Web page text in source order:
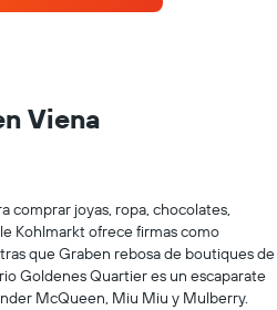
Viena
comprar joyas, ropa, chocolates,
Kohlmarkt ofrece firmas como
que Graben rebosa de boutiques de
Goldenes Quartier es un escaparate
McQueen, Miu Miu y Mulberry.